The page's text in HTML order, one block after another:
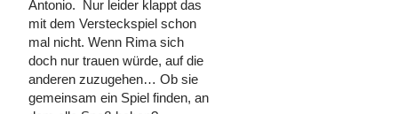
Antonio. Nur leider klappt das
mit dem Versteckspiel schon
mal nicht. Wenn Rima sich
doch nur trauen würde, auf die
anderen zuzugehen… Ob sie
gemeinsam ein Spiel finden, an